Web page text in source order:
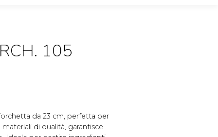
105
da 23 cm, perfetta per
di qualità, garantisce